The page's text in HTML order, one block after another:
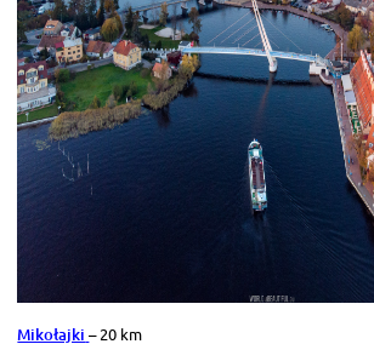
Mikołajki – 20 km